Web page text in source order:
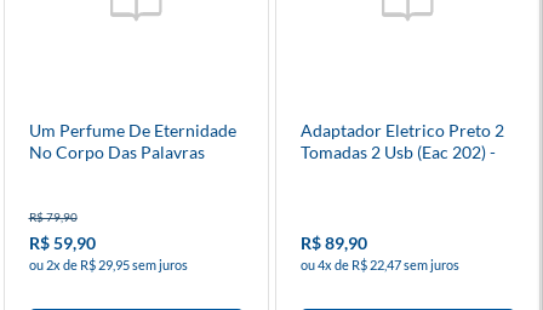
Um Perfume De Eternidade
No Corpo Das Palavras
R$ 79,90
R$ 59,90
ou 2x de R$ 29,95 sem juros
Adaptador Eletrico Preto 2
Tomadas 2 Usb (Eac 202) -
R$ 89,90
ou 4x de R$ 22,47 sem juros